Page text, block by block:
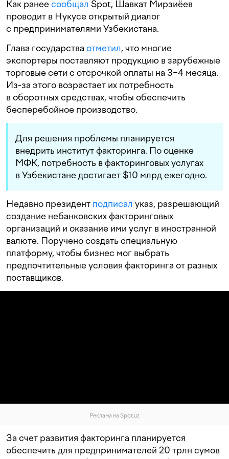
Как ранеесообщал Spot, Шавкат Мирзиёев
проводит в Нукусе открытый диалог
с предпринимателями Узбекистана.
Глава государства отметил, что многие
экспортеры поставляют продукцию в зарубежные
торговые сети с отсрочкой оплаты на 3−4 месяца.
Из-за этого возрастает их потребность
в оборотных средствах, чтобы обеспечить
бесперебойное производство.
Для решения проблемы планируется
внедрить институт факторинга. По оценке
МФК, потребность в факторинговых услугах
в Узбекистане достигает $10 млрд ежегодно.
Недавно президент подписал указ, разрешающий
создание небанковских факторинговых
организаций и оказание ими услуг в иностранной
валюте. Поручено создать специальную
платформу, чтобы бизнес мог выбрать
предпочтительные условия факторинга от разных
поставщиков.
Реклама на Spot.uz
За счет развития факторинга планируется
обеспечить для предпринимателей 20 трлн сумов